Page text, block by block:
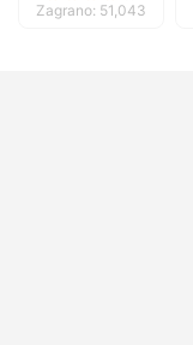
Zagrano: 51,043